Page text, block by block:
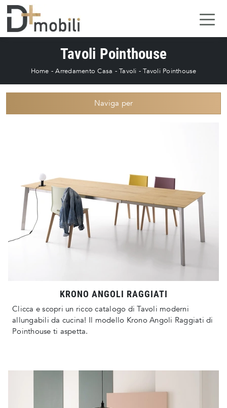
Tavoli Pointhouse
Home -Arredamento Casa - Tavoli -Tavoli Pointhouse
Naviga per
KRONO ANGOLI RAGGIATI
Clicca e scopri un ricco catalogo di Tavoli moderni
allungabili da cucina! Il modello Krono Angoli Raggiati di
Pointhouse ti aspetta.